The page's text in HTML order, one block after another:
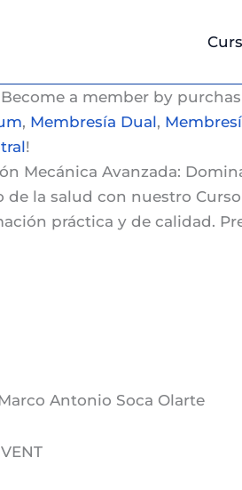
a member by
, Membresía Dual,
!
Mecánica Avanzada:
de la salud con nuestro
práctica y de calidad.
Antonio Soca Olarte